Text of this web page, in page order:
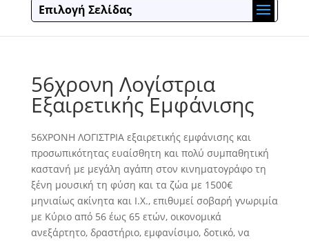
Επιλογή Σελίδας
56χρονη Λογίστρια
Εξαιρετικής Εμφάνισης
56ΧΡΟΝΗ ΛΟΓΙΣΤΡΙΑ εξαιρετικής εμφάνισης και
προσωπικότητας ευαίσθητη και πολύ συμπαθητική
καστανή με μεγάλη αγάπη στον κινηματογράφο τη
ξένη μουσική τη φύση και τα ζώα με 1500€
μηνιαίως ακίνητα και Ι.Χ., επιθυμεί σοβαρή γνωριμία
με Κύριο από 56 έως 65 ετών, οικονομικά
ανεξάρτητο, δραστήριο, εμφανίσιμο, δοτικό, να